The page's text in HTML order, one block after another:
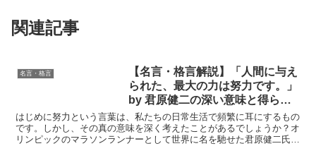
関連記事
名言・格言
【名言・格言解説】「人間に与え
られた、最大の力は努力です。」
by 君原健二の深い意味と得られ
る教訓
はじめに努力という言葉は、私たちの日常生活で頻繁に耳にするもの
です。しかし、その真の意味を深く考えたことがあるでしょうか？オ
リンピックのマラソンランナーとして世界に名を馳せた君原健二氏